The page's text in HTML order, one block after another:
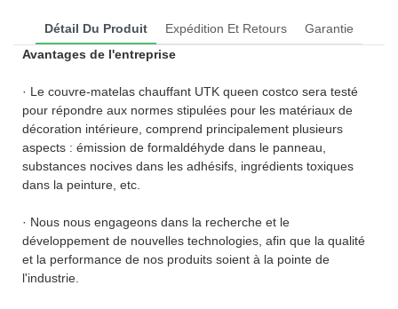
Détail Du Produit Expédition Et Retours
Garantie
Avantages de l'entreprise
· Le couvre-matelas chauffant UTK queen costco sera testé
pour répondre aux normes stipulées pour les matériaux de
décoration intérieure, comprend principalement plusieurs
aspects : émission de formaldéhyde dans le panneau,
substances nocives dans les adhésifs, ingrédients toxiques
dans la peinture, etc.
· Nous nous engageons dans la recherche et le
développement de nouvelles technologies, afin que la qualité
et la performance de nos produits soient à la pointe de
l'industrie.